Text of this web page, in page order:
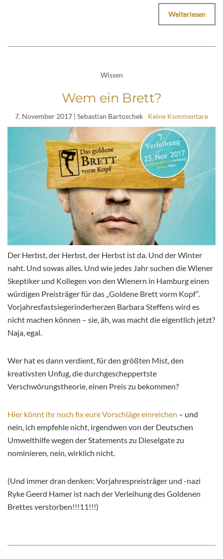
Weiterlesen
Wissen
Wem ein Brett?
7. November 2017 | Sebastian Bartoschek Keine Kommentare
Der Herbst, der Herbst, der Herbst ist da. Und der Winter
naht. Und sowas alles. Und wie jedes Jahr suchen die Wiener
Skeptiker und Kollegen von den Wienern in Hamburg einen
würdigen Preisträger für das „Goldene Brett vorm Kopf“.
Vorjahresfastsiegerinderherzen Barbara Steffens wird es
nicht machen können – sie, äh, was macht die eigentlich jetzt?
Naja, egal.
Wer hat es dann verdient, für den größten Mist, den
kreativsten Unfug, die durchgescheppertste
Verschwörungstheorie, einen Preis zu bekommen?
Hier könnt ihr noch fix eure Vorschläge einreichen – und
nein, ich empfehle nicht, irgendwen von der Deutschen
Umwelthilfe wegen der Statements zu Dieselgate zu
nominieren, nein, wirklich nicht.
(Und immer dran denken: Vorjahrespreisträger und -nazi
Ryke Geerd Hamer ist nach der Verleihung des Goldenen
Brettes verstorben!!!11!!!)